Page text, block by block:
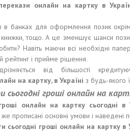
онлайн на картку в
в банках для оформлення позик
тощо. А це зменшує шанси
Навіть маючи всі необхідні
рейтинг і прийме рішення.
від більшості
на картку, в Україні з будь-якого
гроші онлайн на
онлайн на картку сьогодні в
прописані основні умови і наведені
сьогодні гроші онлайн на карткув